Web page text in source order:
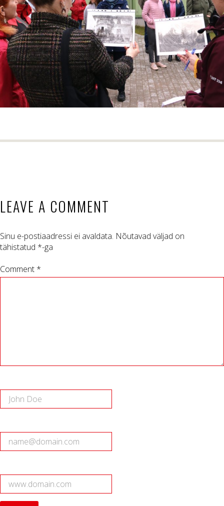
LEAVE A COMMENT
Sinu e-postiaadressi ei avaldata. Nõutavad väljad on
tähistatud *-ga
Comment *